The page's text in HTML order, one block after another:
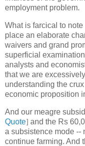
employment problem.
What is farcical to
place an elaborate
waivers and grand
superficial
analysts and
that we are
understanding the
economic proposition
And our meagre
Quote] and the Rs
a subsistence mode --
continue farming. And